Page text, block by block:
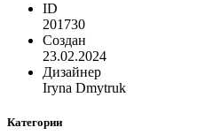
ID
201730
Создан
23.02.2024
Дизайнер
Iryna Dmytruk
Категории